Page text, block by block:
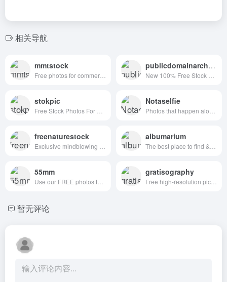
相关导航
mmtstock publicdomainarchive
stokpic Notaselfie
freenaturestock albumarium
55mm gratisography
暂无评论